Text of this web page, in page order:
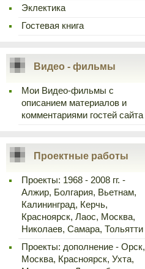
Эклектика
Гостевая книга
Видео - фильмы
Мои Видео-фильмы с
описанием материалов и
комментариями гостей сайта
Проектные работы
Проекты: 1968 - 2008 гг. -
Алжир, Болгария, Вьетнам,
Калининград, Керчь,
Красноярск, Лаос, Москва,
Николаев, Самара, Тольятти
Проекты: дополнение - Орск,
Москва, Красноярск, Ухта,